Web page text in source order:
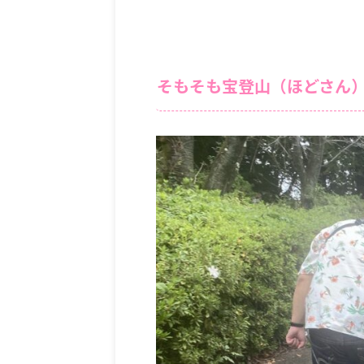
そもそも宝登山（ほどさん